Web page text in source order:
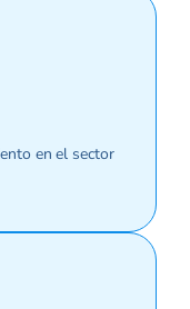
en el sector